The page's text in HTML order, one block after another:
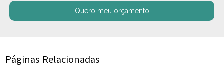
Quero meu orçamento
Páginas Relacionadas